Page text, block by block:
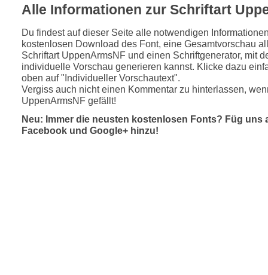
Alle Informationen zur Schriftart
Du findest auf dieser Seite alle notwendigen
kostenlosen Download des Font, eine Gesamtvorschau
Schriftart UppenArmsNF und einen Schriftgenerator, mit
individuelle Vorschau generieren kannst. Klicke dazu
oben auf "Individueller Vorschautext".
Vergiss auch nicht einen Kommentar zu hinterlassen,
UppenArmsNF gefällt!
Neu: Immer die neusten kostenlosen Fonts? Füg uns
Facebook und Google+ hinzu!